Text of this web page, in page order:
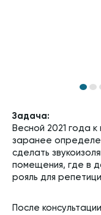
Задача:
Весной 2021 года
заранее
сделать
помещения, где в
рояль для
После